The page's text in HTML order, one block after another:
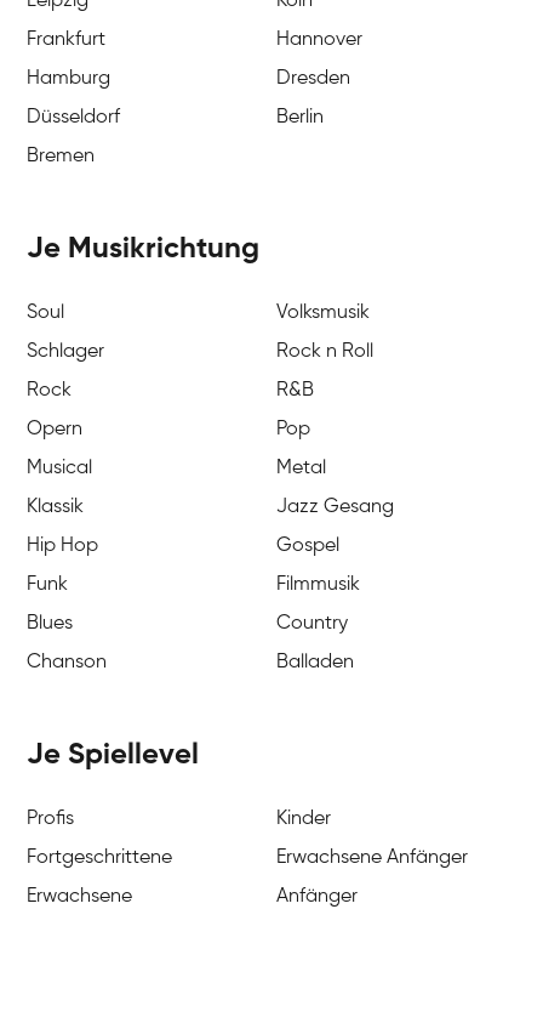
Frankfurt
Hannover
Hamburg
Dresden
Düsseldorf
Berlin
Bremen
Je Musikrichtung
Soul
Volksmusik
Schlager
Rock n Roll
Rock
R&B
Opern
Pop
Musical
Metal
Klassik
Jazz Gesang
Hip Hop
Gospel
Funk
Filmmusik
Blues
Country
Chanson
Balladen
Je Spiellevel
Profis
Kinder
Fortgeschrittene
Erwachsene Anfänger
Erwachsene
Anfänger